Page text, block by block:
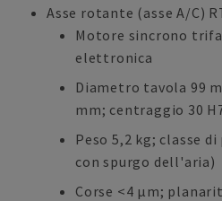
Asse rotante (asse A/C)
Motore sincrono
elettronica
Diametro tavola 99
mm; centraggio 30
Peso 5,2 kg; classe
con spurgo dell'aria)
Corse <4 µm;